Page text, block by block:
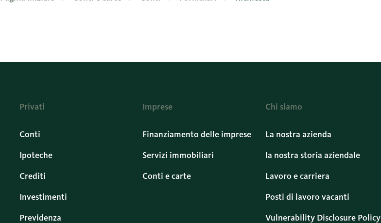
Privati
Conti
Ipoteche
Crediti
Investimenti
Previdenza
Imprese
Finanziamento delle imprese
Servizi immobiliari
Conti e carte
Chi siamo
La nostra azienda
la nostra storia aziendale
Lavoro e carriera
Posti di lavoro vacanti
Vulnerability Disclosure Policy